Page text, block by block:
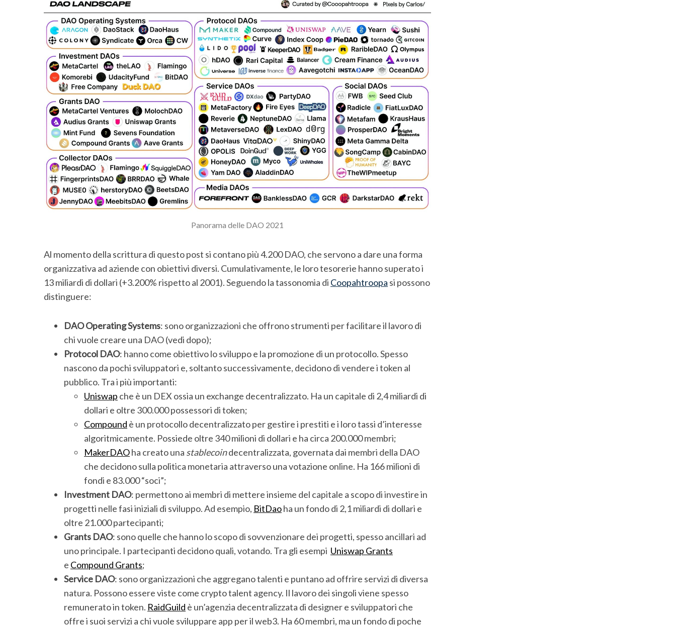
Panorama delle DAO 2021
Al momento della scrittura di questo post si contano più 4.200 DAO, che servono a dare una forma
organizzativa ad aziende con obiettivi diversi. Cumulativamente, le loro tesorerie hanno superato i
13 miliardi di dollari (+3.200% rispetto al 2001). Seguendo la tassonomia di Coopahtroopa si possono
distinguere:
DAO Operating Systems: sono organizzazioni che offrono strumenti per facilitare il lavoro di
chi vuole creare una DAO (vedi dopo);
Protocol DAO: hanno come obiettivo lo sviluppo e la promozione di un protocollo. Spesso
nascono da pochi sviluppatori e, soltanto successivamente, decidono di vendere i token al
pubblico. Tra i più importanti:
Uniswap che è un DEX ossia un exchange decentralizzato. Ha un capitale di 2,4 miliardi di
dollari e oltre 300.000 possessori di token;
Compound è un protocollo decentralizzato per gestire i prestiti e i loro tassi d’interesse
algoritmicamente. Possiede oltre 340 milioni di dollari e ha circa 200.000 membri;
MakerDAOha creato una stablecoindecentralizzata, governata dai membri della DAO
che decidono sulla politica monetaria attraverso una votazione online. Ha 166 milioni di
fondi e 83.000 “soci”;
Investment DAO: permettono ai membri di mettere insieme del capitale a scopo di investire in
progetti nelle fasi iniziali di sviluppo. Ad esempio, BitDaoha un fondo di 2,1 miliardi di dollari e
oltre 21.000 partecipanti;
Grants DAO: sono quelle che hanno lo scopo di sovvenzionare dei progetti, spesso ancillari ad
uno principale. I partecipanti decidono quali, votando. Tra gli esempi Uniswap Grants
e Compound Grants;
Service DAO: sono organizzazioni che aggregano talenti e puntano ad offrire servizi di diversa
natura. Possono essere viste come crypto talent agency. Il lavoro dei singoli viene spesso
remunerato in token. RaidGuild è un’agenzia decentralizzata di designer e sviluppatori che
offre i suoi servizi a chi vuole sviluppare app per il web3. Ha 60 membri, ma un fondo di poche